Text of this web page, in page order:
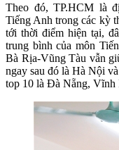
Theo đó, TP.HCM là
Tiếng Anh trong các kỳ
tới thời điểm hiện tại,
trung bình của môn
Bà Rịa-Vũng Tàu vẫn
ngay sau đó là Hà Nội
top 10 là Đà Nẵng,